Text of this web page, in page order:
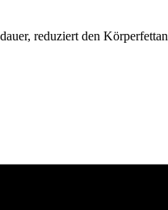
reduziert den